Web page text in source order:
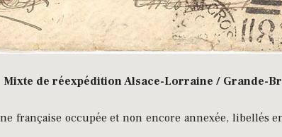
Mixte de réexpédition Alsace-Lorraine / Grande-
française occupée et non encore annexée, libellés